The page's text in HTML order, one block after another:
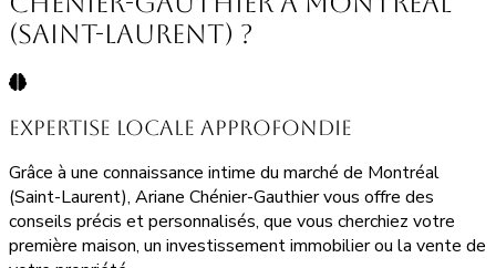
(Saint-Laurent) ?
Expertise Locale Approfondie
Grâce à une connaissance intime du marché de Montréal
(Saint-Laurent), Ariane Chénier-Gauthier vous offre des
conseils précis et personnalisés, que vous cherchiez votre
première maison, un investissement immobilier ou la vente de